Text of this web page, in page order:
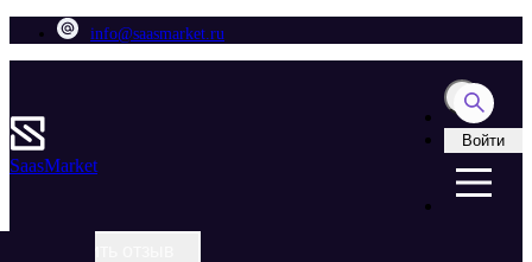
info@saasmarket.ru
SaasMarket
Войти